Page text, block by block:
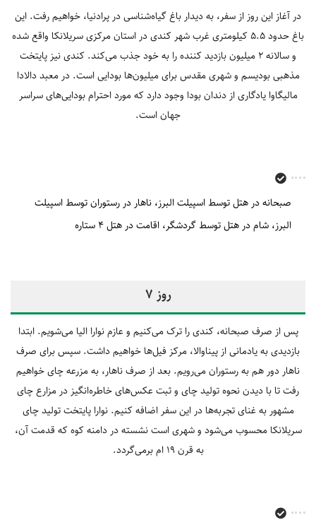
در آغاز این روز از سفر، به دیدار باغ گیاه‌شناسی در پرادنیا، خواهیم رفت. این
باغ حدود 5.5 کیلومتری غرب شهر کندی در استان مرکزی سریلانکا واقع شده
و سالانه 2 میلیون بازدید کننده را به خود جذب می‌کند. کندی نیز پایتخت
مذهبی بودیسم و شهری مقدس برای میلیون‌ها بودایی است. در معبد دالادا
مالیگاوا یادگاری از دندان بودا وجود دارد که مورد احترام بودایی‌های سراسر
جهان است.
صبحانه در هتل توسط اسپیلت البرز ناهار در رستوران توسط اسپیلت
البرز شام در هتل توسط گردشگر اقامت در هتل 4 ستاره
روز 7
پس از صرف صبحانه، کندی را ترک می‌کنیم و عازم نوارا الیا می‌شویم. ابتدا
بازدیدی به یادمانی از پیناوالا، مرکز فیل‌ها خواهیم داشت. سپس برای صرف
ناهار دور هم به رستوران می‌رویم. بعد از صرف ناهار، به مزرعه چای خواهیم
رفت تا با دیدن نحوه تولید چای و ثبت عکس‌های خاطره‌انگیز در مزارع چای
مشهور به غنای تجربه‌ها در این سفر اضافه کنیم. نوارا پایتخت تولید چای
سریلانکا محسوب می‌شود و شهری است نشسته در دامنه کوه که قدمت آن،
به قرن 19 ام برمی‌گردد.